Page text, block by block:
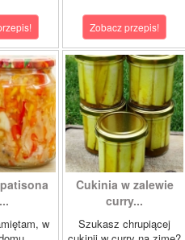
Zobacz przepis!
w
Cukinia w zalewie
curry...
Szukasz chrupiącej